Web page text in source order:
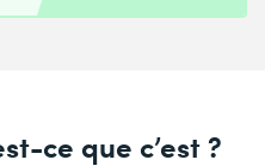
ce que c’est ?